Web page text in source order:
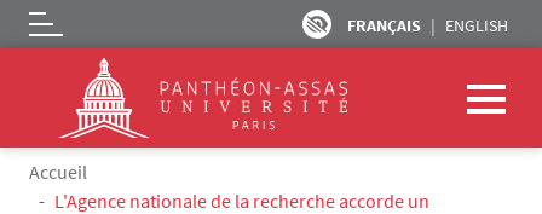
Aller au contenu principal
FRANÇAIS ENGLISH
Logo
Fil d'Ariane
Accueil
L'Agence nationale de la recherche accorde un